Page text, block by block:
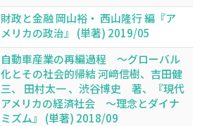
財政と金融 岡山裕・ 西山隆行 編『ア
メリカの政治』 (単著) 2019/05
自動車産業の再編過程 〜グローバル
化とその社会的帰結 河﨑信樹、吉田健
三、 田村太一 、渋谷博史 著、『現代
アメリカの経済社会 〜理念とダイナ
ミズム』 (単著) 2018/09